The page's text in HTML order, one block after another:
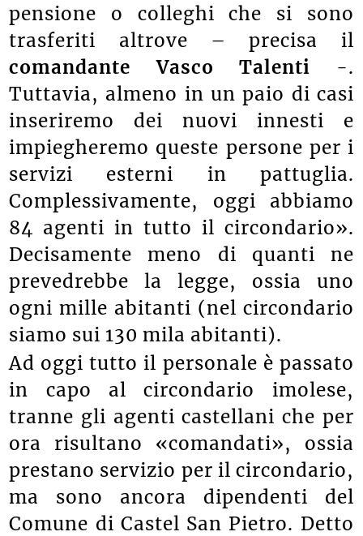
pensione o colleghi che si sono
trasferiti altrove – precisa il
comandante Vasco Talenti -.
Tuttavia, almeno in un paio di casi
inseriremo dei nuovi innesti e
impiegheremo queste persone per i
servizi esterni in pattuglia.
Complessivamente, oggi abbiamo
84 agenti in tutto il circondario».
Decisamente meno di quanti ne
prevedrebbe la legge, ossia uno
ogni mille abitanti (nel circondario
siamo sui 130 mila abitanti).
Ad oggi tutto il personale è passato
in capo al circondario imolese,
tranne gli agenti castellani che per
ora risultano «comandati», ossia
prestano servizio per il circondario,
ma sono ancora dipendenti del
Comune di Castel San Pietro. Detto